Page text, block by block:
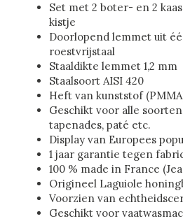
Set met 2 boter- en 2
kistje
Doorlopend lemmet uit
roestvrijstaal
Staaldikte lemmet 1,2 mm
Staalsoort AISI 420
Heft van kunststof
Geschikt voor alle
tapenades, paté etc.
Display van Europees
1 jaar garantie tegen
100 % made in France
Origineel Laguiole
Voorzien van
Geschikt voor